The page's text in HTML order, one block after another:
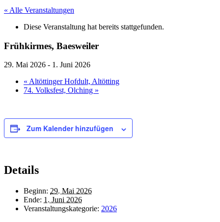
« Alle Veranstaltungen
Diese Veranstaltung hat bereits stattgefunden.
Frühkirmes, Baesweiler
29. Mai 2026 - 1. Juni 2026
« Altöttinger Hofdult, Altötting
74. Volksfest, Olching »
Zum Kalender hinzufügen
Details
Beginn: 29. Mai 2026
Ende: 1. Juni 2026
Veranstaltungskategorie: 2026